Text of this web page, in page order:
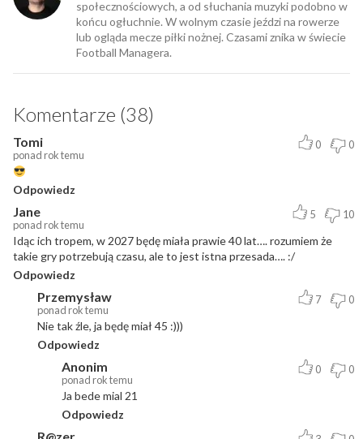
społecznościowych, a od słuchania muzyki podobno w
końcu ogłuchnie. W wolnym czasie jeździ na rowerze
lub ogląda mecze piłki nożnej. Czasami znika w świecie
Football Managera.
Komentarze (38)
Tomi
ponad rok temu
0 0
Odpowiedz
Jane
ponad rok temu
5 10
Idąc ich tropem, w 2027 będę miała prawie 40 lat…. rozumiem że
takie gry potrzebują czasu, ale to jest istna przesada…. :/
Odpowiedz
Przemysław
ponad rok temu
7 0
Nie tak źle, ja będę miał 45 :)))
Odpowiedz
Anonim
ponad rok temu
0 0
Ja bede mial 21
Odpowiedz